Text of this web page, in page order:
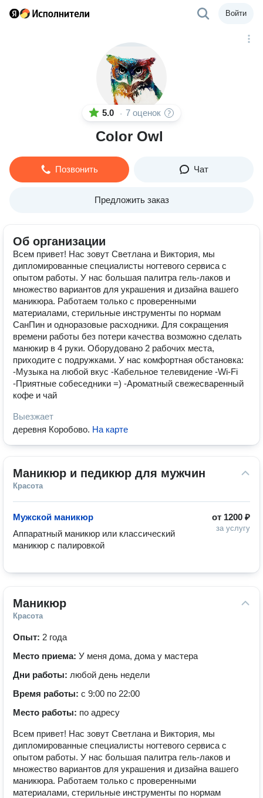
Войти
5.0 · 7 оценок
Color Owl
Позвонить Чат
Предложить заказ
Об организации
Всем привет! Нас зовут Светлана и Виктория, мы
дипломированные специалисты ногтевого сервиса с
опытом работы. У нас большая палитра гель-лаков и
множество вариантов для украшения и дизайна вашего
маникюра. Работаем только с проверенными
материалами, стерильные инструменты по нормам
СанПин и одноразовые расходники. Для сокращения
времени работы без потери качества возможно сделать
манюкир в 4 руки. Оборудовано 2 рабочих места,
приходите с подружками. У нас комфортная обстановка:
-Музыка на любой вкус -Кабельное телевидение -Wi-Fi
-Приятные собеседники =) -Ароматный свежесваренный
кофе и чай
Выезжает
деревня Коробово. На карте
Маникюр и педикюр для мужчин
Красота
от 1200 ₽
за услугу
Мужской маникюр
Аппаратный маникюр или классический
маникюр с палировкой
Маникюр
Красота
Опыт: 2 года
Место приема: У меня дома, дома у мастера
Дни работы: любой день недели
Время работы: с 9:00 по 22:00
Место работы: по адресу
Всем привет! Нас зовут Светлана и Виктория, мы
дипломированные специалисты ногтевого сервиса с
опытом работы. У нас большая палитра гель-лаков и
множество вариантов для украшения и дизайна вашего
маникюра. Работаем только с проверенными
материалами, стерильные инструменты по нормам